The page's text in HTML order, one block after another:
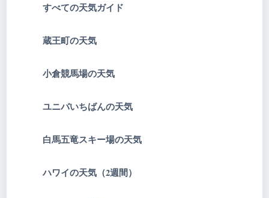
すべての天気ガイド
蔵王町の天気
小倉競馬場の天気
ユニバいちばんの天気
白馬五竜スキー場の天気
ハワイの天気（2週間）